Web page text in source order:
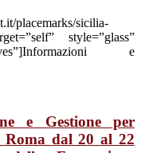
placemarks/sicilia-
style=”glass”
e
e Gestione per
Roma dal 20 al 22